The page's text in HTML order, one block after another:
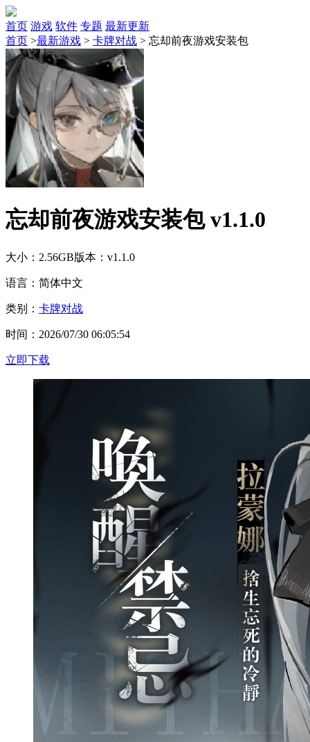
首页 游戏 软件 专题 最新更新
首页 >最新游戏 > 卡牌对战 > 忘却前夜游戏安装包
忘却前夜游戏安装包 v1.1.0
大小：2.56GB版本：v1.1.0
语言：简体中文
类别： 卡牌对战
时间：2026/07/30 06:05:54
立即下载